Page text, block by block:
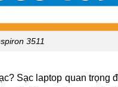
3511
Sạc laptop quan trọng